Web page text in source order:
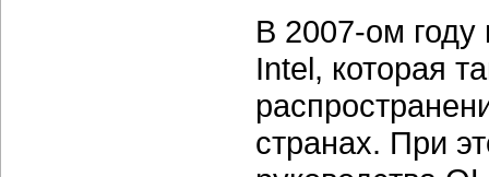
В 2007-ом году
Intel, которая
странах. При